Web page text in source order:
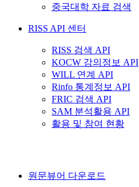
중국대학 자료 검색
RISS API 센터
RISS 검색 API
KOCW 강의정보 API
WILL 연계 API
Rinfo 통계정보 API
FRIC 검색 API
SAM 분석활용 API
활용 및 참여 현황
원문뷰어 다운로드